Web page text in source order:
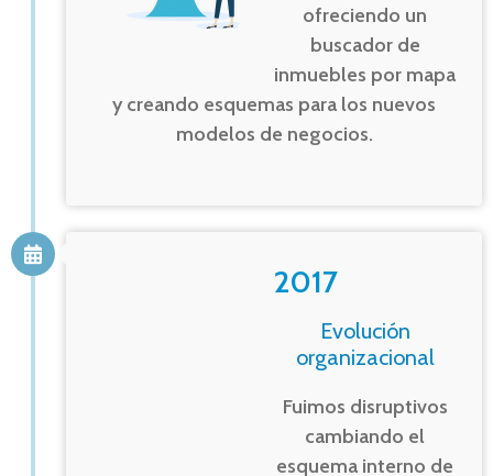
ofreciendo un
buscador de
inmuebles por mapa
y creando esquemas para los nuevos
modelos de negocios.
2017
Evolución
organizacional
Fuimos disruptivos
cambiando el
esquema interno de